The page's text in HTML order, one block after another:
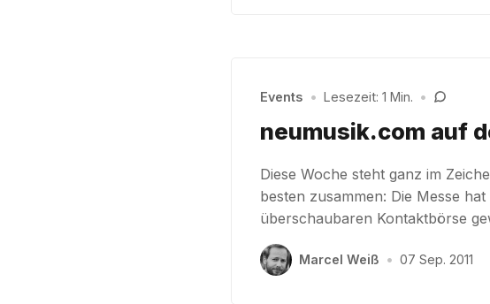
Events • Lesezeit: 1 Min. •
neumusik.com auf
Diese Woche steht ganz im
besten zusammen: Die Messe
überschaubaren Kontaktbörse
Marcel Weiß • 07 Sep. 2011